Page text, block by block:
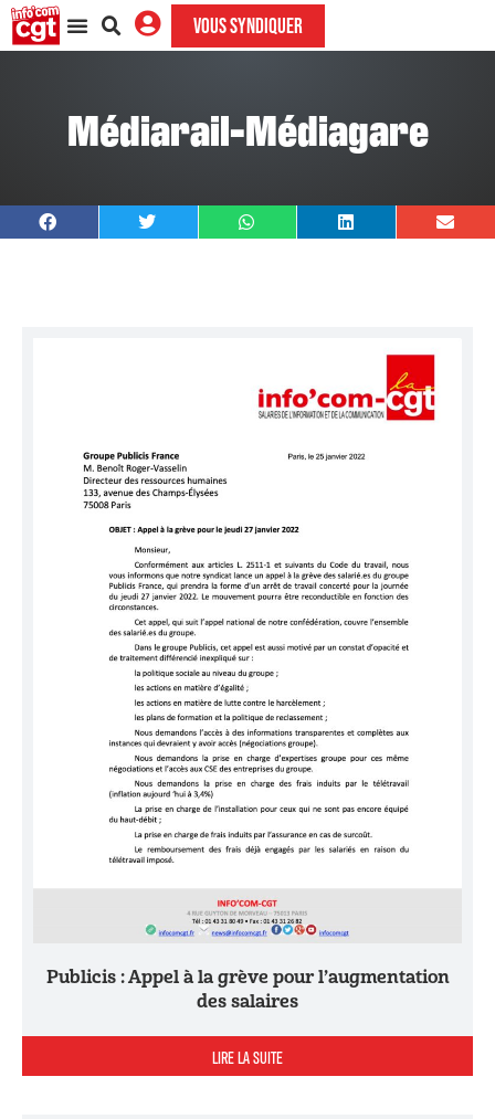
VOUS SYNDIQUER
Médiarail-Médiagare
Publicis : Appel à la grève pour l’augmentation
des salaires
LIRE LA SUITE